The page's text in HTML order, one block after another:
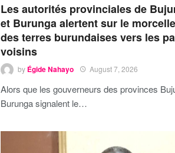
Les autorités provinciales de
et Burunga alertent sur le
des terres burundaises vers les
voisins
by Égide Nahayo August 7, 2026
Alors que les gouverneurs des provinces
Burunga signalent le…